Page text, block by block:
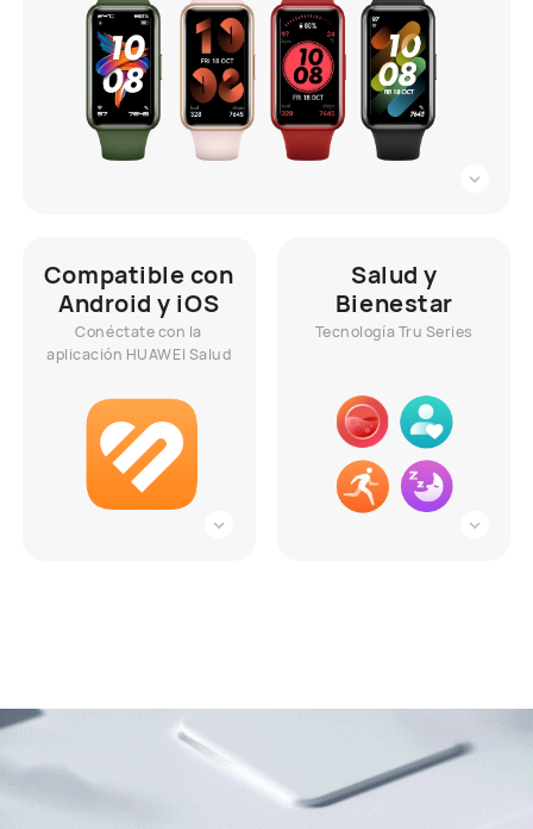
Compatible con
Android y iOS
Conéctate con la
aplicación HUAWEI Salud
Salud y
Bienestar
Tecnología Tru Series